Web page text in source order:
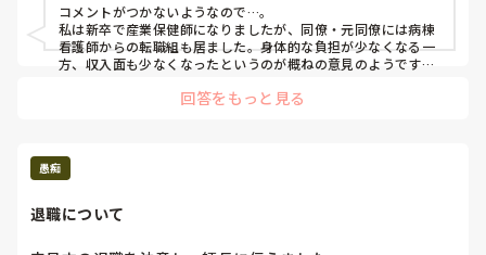
コメントがつかないようなので…。
私は新卒で産業保健師になりましたが、同僚・元同僚には病棟
看護師からの転職組も居ました。身体的な負担が少なくなる一
方、収入面も少なくなったというのが概ねの意見のようです。
産業にしても行政にしても、勤務先ガチャがある為、新卒か
でしょうか。こちらは圧倒的に保健師での実務経験者が少ない
ので、色んなSNS等も参考にされた方が良いかもしれません。
回答をもっと見る
愚痴
退職について